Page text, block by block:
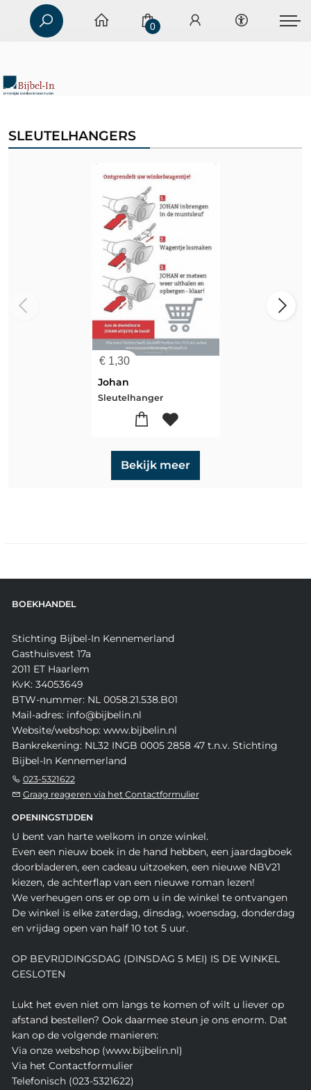
0
SLEUTELHANGERS
€1,30
Johan
Sleutelhanger
Bekijk meer
BOEKHANDEL
Stichting Bijbel-In Kennemerland
Gasthuisvest 17a
2011 ET Haarlem
KvK: 34053649
BTW-nummer: NL 0058.21.538.B01
Mail-adres: info@bijbelin.nl
Website/webshop: www.bijbelin.nl
Bankrekening: NL32 INGB 0005 2858 47 t.n.v. Stichting
Bijbel-In Kennemerland
023-5321622
Graag reageren via het Contactformulier
OPENINGSTIJDEN
U bent van harte welkom in onze winkel.
Even een nieuw boek in de hand hebben, een jaardagboek
doorbladeren, een cadeau uitzoeken, een nieuwe NBV21
kiezen, de achterflap van een nieuwe roman lezen!
We verheugen ons er op om u in de winkel te ontvangen
De winkel is elke zaterdag, dinsdag, woensdag, donderdag
en vrijdag open van half 10 tot 5 uur.
OP BEVRIJDINGSDAG (DINSDAG 5 MEI) IS DE WINKEL
GESLOTEN
Lukt het even niet om langs te komen of wilt u liever op
afstand bestellen? Ook daarmee steun je ons enorm. Dat
kan op de volgende manieren:
Via onze webshop (www.bijbelin.nl)
Via het Contactformulier
Telefonisch (023-5321622)